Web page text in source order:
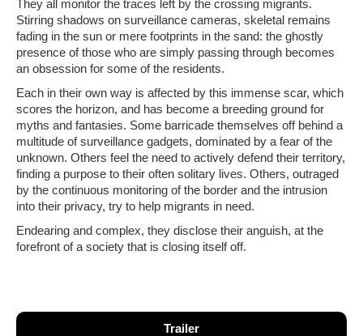
They all monitor the traces left by the crossing migrants.
Stirring shadows on surveillance cameras, skeletal remains
fading in the sun or mere footprints in the sand: the ghostly
presence of those who are simply passing through becomes
an obsession for some of the residents.
Each in their own way is affected by this immense scar, which
scores the horizon, and has become a breeding ground for
myths and fantasies. Some barricade themselves off behind a
multitude of surveillance gadgets, dominated by a fear of the
unknown. Others feel the need to actively defend their territory,
finding a purpose to their often solitary lives. Others, outraged
by the continuous monitoring of the border and the intrusion
into their privacy, try to help migrants in need.
Endearing and complex, they disclose their anguish, at the
forefront of a society that is closing itself off.
Trailer